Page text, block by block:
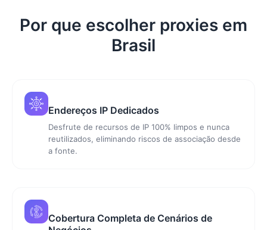
Por que escolher proxies em
Brasil
Endereços IP Dedicados
Desfrute de recursos de IP 100% limpos e nunca
reutilizados, eliminando riscos de associação desde
a fonte.
Cobertura Completa de Cenários de